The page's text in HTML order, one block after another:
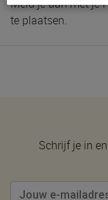
Meld je aan met je
te plaatsen.
Schrijf je in